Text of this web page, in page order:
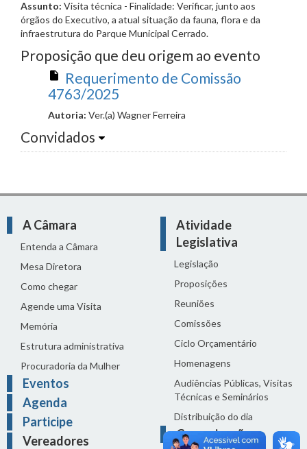
Assunto: Visita técnica - Finalidade: Verificar, junto aos
órgãos do Executivo, a atual situação da fauna, flora e da
infraestrutura do Parque Municipal Cerrado.
Proposição que deu origem ao evento
Requerimento de Comissão
4763/2025
Autoria: Ver.(a) Wagner Ferreira
Convidados
A Câmara
Entenda a Câmara
Mesa Diretora
Como chegar
Agende uma Visita
Memória
Estrutura administrativa
Procuradoria da Mulher
Eventos
Agenda
Participe
Vereadores
Atividade
Legislativa
Legislação
Proposições
Reuniões
Comissões
Ciclo Orçamentário
Homenagens
Audiências Públicas, Visitas
Técnicas e Seminários
Distribuição do dia
Comunicação